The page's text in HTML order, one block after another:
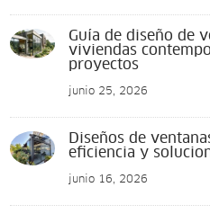
Guía de diseño de
viviendas
proyectos
junio 25, 2026
Diseños de
eficiencia y
junio 16, 2026